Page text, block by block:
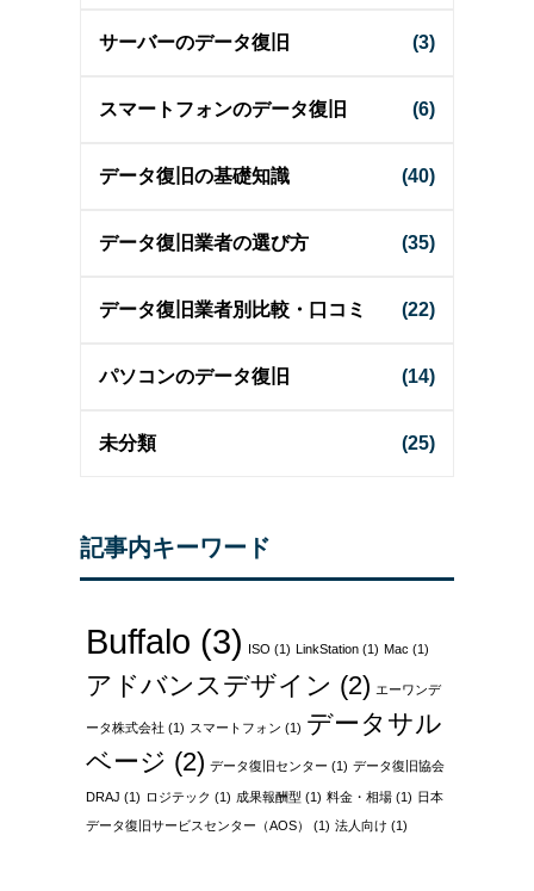
サーバーのデータ復旧 (3)
スマートフォンのデータ復旧 (6)
データ復旧の基礎知識 (40)
データ復旧業者の選び方 (35)
データ復旧業者別比較・口コミ (22)
パソコンのデータ復旧 (14)
未分類 (25)
記事内キーワード
Buffalo (3) ISO (1) LinkStation (1) Mac (1)
アドバンスデザイン (2) エーワンデ
ータ株式会社 (1) スマートフォン (1) データサル
ベージ (2) データ復旧センター (1) データ復旧協会
DRAJ (1) ロジテック (1) 成果報酬型 (1) 料金・相場 (1) 日本
データ復旧サービスセンター（AOS）
(1) 法人向け (1)